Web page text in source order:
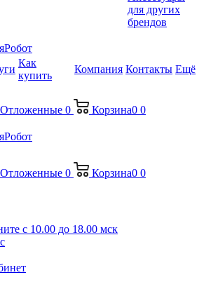
для других
брендов
Как
купить
Компания Контакты Ещё
Отложенные 0 Корзина0 0
Отложенные 0 Корзина0 0
с 10.00 до 18.00 мск